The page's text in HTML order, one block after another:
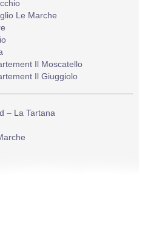
Le Marche
Il Moscatello
Il Giuggiolo
– La Tartana